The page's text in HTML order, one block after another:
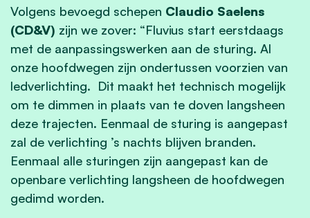
Volgens bevoegd schepen Claudio Saelens
(CD&V) zijn we zover: “Fluvius start eerstdaags
met de aanpassingswerken aan de sturing. Al
onze hoofdwegen zijn ondertussen voorzien van
ledverlichting. Dit maakt het technisch mogelijk
om te dimmen in plaats van te doven langsheen
deze trajecten. Eenmaal de sturing is aangepast
zal de verlichting ’s nachts blijven branden.
Eenmaal alle sturingen zijn aangepast kan de
openbare verlichting langsheen de hoofdwegen
gedimd worden.